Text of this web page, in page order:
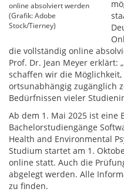
online absolviert werden
(Grafik: Adobe
Stock/Tierney)
die vollständig online
Prof. Dr. Jean Meyer
schaffen wir die
ortsunabhängig zugänglich
Bedürfnissen vieler
Ab dem 1. Mai 2025 ist
Bachelorstudiengänge
Health and Environmental
Studium startet am 1.
online statt. Auch die
abgelegt werden. Alle
zu finden.